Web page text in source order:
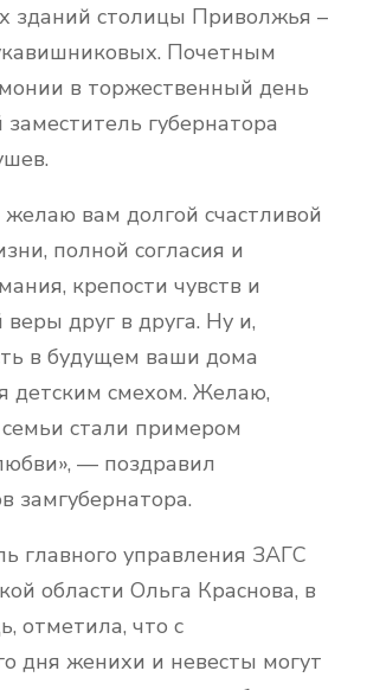
зданий столицы Приволжья –
Почетным
в торжественный день
губернатора
вам долгой счастливой
полной согласия и
крепости чувств и
веры друг в друга. Ну и,
в будущем ваши дома
детским смехом. Желаю,
стали примером
— поздравил
замгубернатора.
главного управления ЗАГС
области Ольга Краснова, в
отметила, что с
дня женихи и невесты могут